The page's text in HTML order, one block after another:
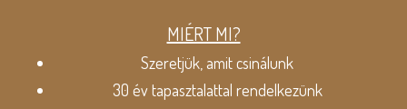
MIÉRT MI?
Szeretjük, amit csinálunk
30 év tapasztalattal rendelkezünk